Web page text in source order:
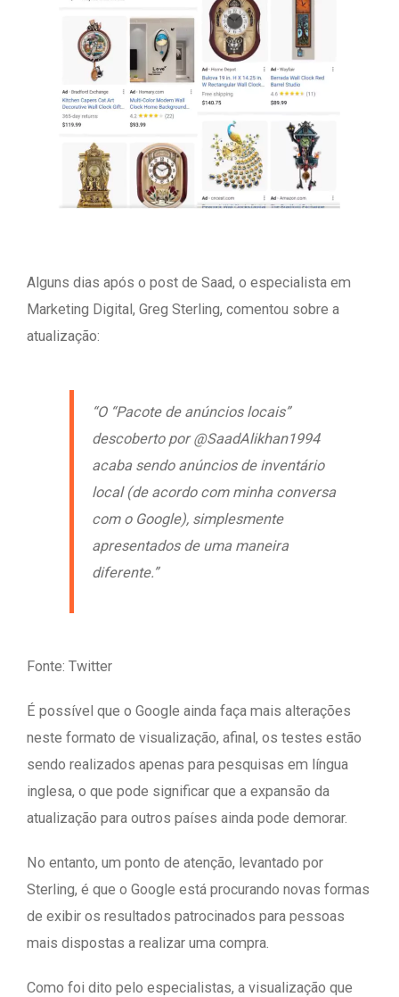
Alguns dias após o post de Saad, o especialista em
Marketing Digital, Greg Sterling, comentou sobre a
atualização:
“O “Pacote de anúncios locais”
descoberto por @SaadAlikhan1994
acaba sendo anúncios de inventário
local (de acordo com minha conversa
com o Google), simplesmente
apresentados de uma maneira
diferente.”
Fonte: Twitter
É possível que o Google ainda faça mais alterações
neste formato de visualização, afinal, os testes estão
sendo realizados apenas para pesquisas em língua
inglesa, o que pode significar que a expansão da
atualização para outros países ainda pode demorar.
No entanto, um ponto de atenção, levantado por
Sterling, é que o Google está procurando novas formas
de exibir os resultados patrocinados para pessoas
mais dispostas a realizar uma compra.
Como foi dito pelo especialistas, a visualização que